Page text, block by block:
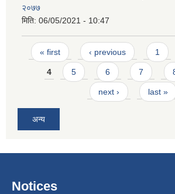
२०७७
मिति: 06/05/2021 - 10:47
Pages
« first ‹ previous 1
4 5 6 7
next › last »
अन्य
Notices